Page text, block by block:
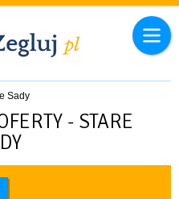
Sady
- STARE